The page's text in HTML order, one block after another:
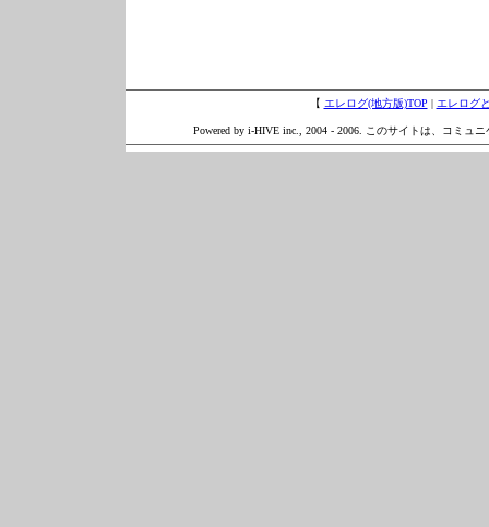
【 エレログ(地方版)TOP | エレログ
Powered by i-HIVE inc., 2004 - 2006. このサイトは、コミュ